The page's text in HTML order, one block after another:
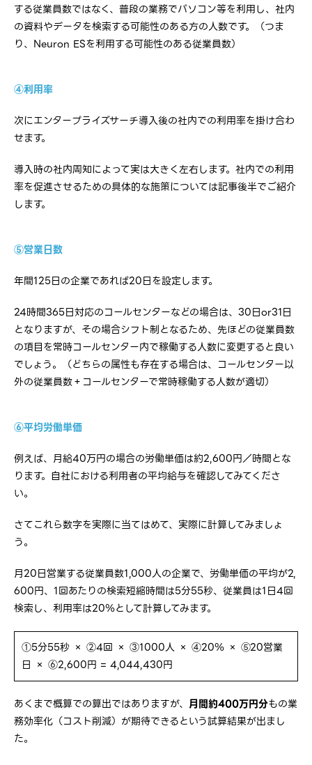
する従業員数ではなく、普段の業務でパソコン等を利用し、社内
の資料やデータを検索する可能性のある方の人数です。（つま
り、Neuron ESを利用する可能性のある従業員数）
④利用率
次にエンタープライズサーチ導入後の社内での利用率を掛け合わ
せます。
導入時の社内周知によって実は大きく左右します。社内での利用
率を促進させるための具体的な施策については記事後半でご紹介
します。
⑤営業日数
年間125日の企業であれば20日を設定します。
24時間365日対応のコールセンターなどの場合は、30日or31日
となりますが、その場合シフト制となるため、先ほどの従業員数
の項目を常時コールセンター内で稼働する人数に変更すると良い
でしょう。（どちらの属性も存在する場合は、コールセンター以
外の従業員数＋コールセンターで常時稼働する人数が適切）
⑥平均労働単価
例えば、月給40万円の場合の労働単価は約2,600円／時間とな
ります。自社における利用者の平均給与を確認してみてくださ
い。
さてこれら数字を実際に当てはめて、実際に計算してみましょ
う。
月20日営業する従業員数1,000人の企業で、労働単価の平均が2,
600円、1回あたりの検索短縮時間は5分55秒、従業員は1日4回
検索し、利用率は20％として計算してみます。
①5分55秒 × ②4回 × ③1000人 × ④20％ × ⑤20営業
日 × ⑥2,600円 = 4,044,430円
あくまで概算での算出ではありますが、 月間約400万円分もの業
務効率化（コスト削減）が期待できるという試算結果が出まし
た。